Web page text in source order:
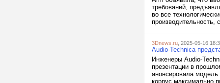
требований,
во все
производительность,
3Dnews.ru , 2025-05-16
Audio-Technica
Инженеры Audio-
презентации в
анонсировала модель
корпус максимально